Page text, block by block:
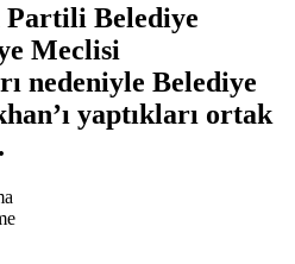
Partili Belediye
Meclisi
nedeniyle Belediye
yaptıkları ortak